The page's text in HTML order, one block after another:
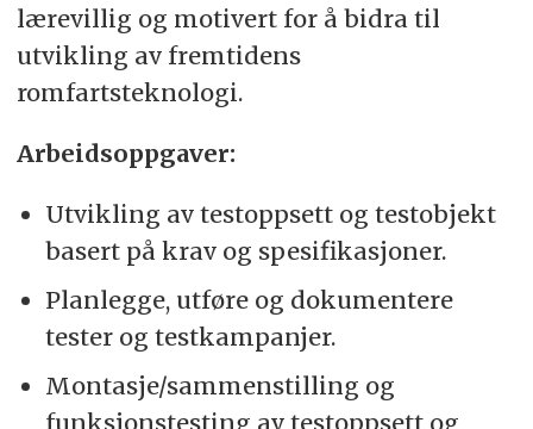
lærevillig og motivert for å bidra til
utvikling av fremtidens
romfartsteknologi.
Arbeidsoppgaver:
Utvikling av testoppsett og testobjekt
basert på krav og spesifikasjoner.
Planlegge, utføre og dokumentere
tester og testkampanjer.
Montasje/sammenstilling og
funksjonstesting av testoppsett og